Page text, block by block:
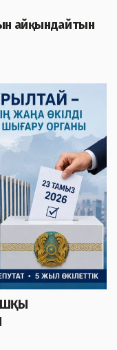
айқындайтын